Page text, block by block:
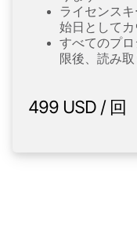
ライセンス
始日として
すべてのプ
限後、読み
499 USD / 回